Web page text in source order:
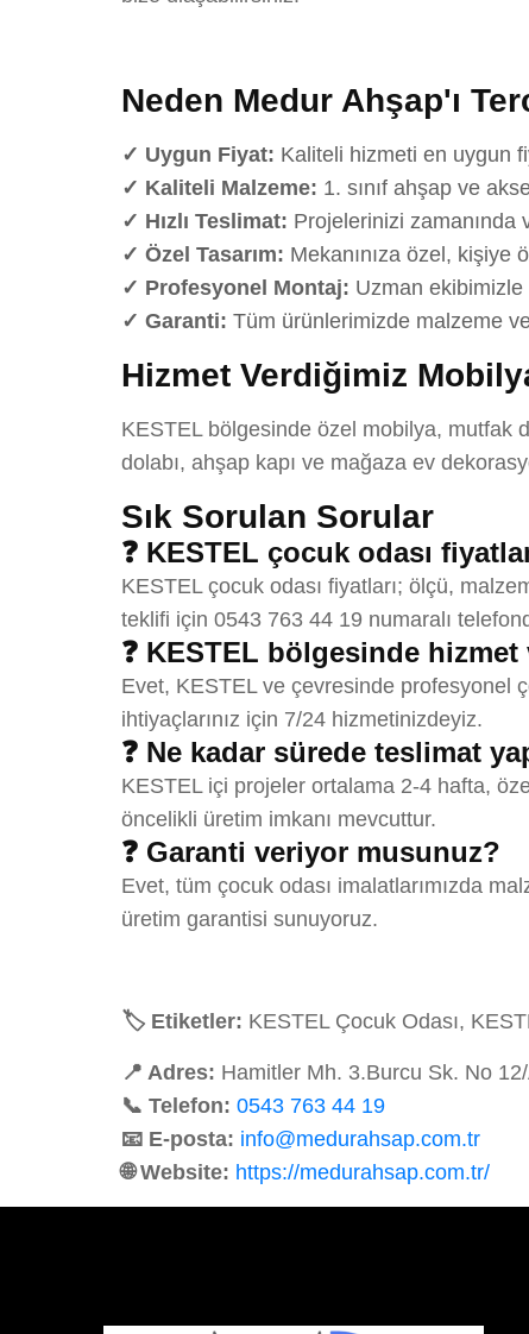
Neden Medur Ahşap'ı
✓ Uygun Fiyat: Kaliteli hizmeti en uygun
✓ Kaliteli Malzeme: 1. sınıf ahşap ve
✓ Hızlı Teslimat: Projelerinizi zamanında
✓ Özel Tasarım: Mekanınıza özel, kişiye
✓ Profesyonel Montaj: Uzman
✓ Garanti: Tüm ürünlerimizde malzeme
Hizmet Verdiğimiz
KESTEL bölgesinde özel mobilya, mutfak
dolabı, ahşap kapı ve mağaza ev
Sık Sorulan Sorular
❓ KESTEL çocuk odası
KESTEL çocuk odası fiyatları; ölçü,
teklifi için 0543 763 44 19 numaralı
❓ KESTEL bölgesinde
Evet, KESTEL ve çevresinde profesyonel
ihtiyaçlarınız için 7/24 hizmetinizdeyiz.
❓ Ne kadar sürede teslimat
KESTEL içi projeler ortalama 2-4 hafta,
öncelikli üretim imkanı mevcuttur.
❓ Garanti veriyor musunuz?
Evet, tüm çocuk odası imalatlarımızda
üretim garantisi sunuyoruz.
🏷️ Etiketler: KESTEL Çocuk Odası,
📍 Adres: Hamitler Mh. 3.Burcu Sk. No
📞 Telefon: 0543 763 44 19
📧 E-posta: info@medurahsap.com.tr
🌐 Website: https://medurahsap.com.tr/